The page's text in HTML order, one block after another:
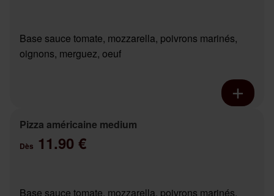
Base sauce tomate, mozzarella, poivrons marinés,
oignons, merguez, oeuf
Pizza américaine medium
Dès 11.90 €
Base sauce tomate, mozzarella, poivrons marinés,